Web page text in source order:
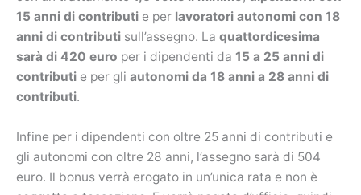
15 anni di contributi e per lavoratori autonomi con 18
anni di contributi sull’assegno. La quattordicesima
sarà di 420 euro per i dipendenti da 15 a 25 anni di
contributi e per gli autonomi da 18 anni a 28 anni di
contributi.
Infine per i dipendenti con oltre 25 anni di contributi e
gli autonomi con oltre 28 anni, l’assegno sarà di 504
euro. Il bonus verrà erogato in un’unica rata e non è